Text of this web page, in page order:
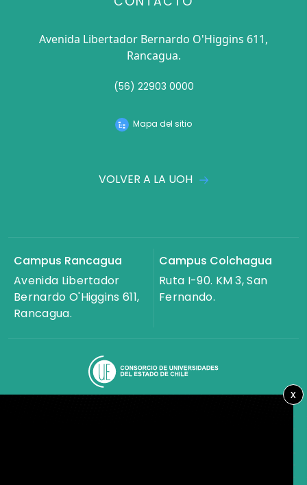
Avenida Libertador Bernardo O'Higgins 611,
Rancagua.
(56) 22903 0000
Mapa del sitio
VOLVER A LA UOH
Campus Rancagua
Avenida Libertador
Bernardo O'Higgins 611,
Rancagua.
Campus Colchagua
Ruta I-90. KM 3, San
Fernando.
x